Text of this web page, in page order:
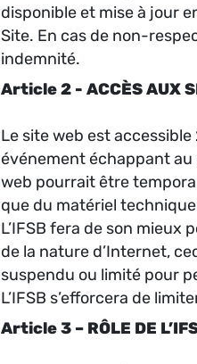
disponible et mise à jour
Site. En cas de non-
indemnité.
Article 2 - ACCÈS AUX
Le site web est
événement échappant au
web pourrait être
que du matériel
L’IFSB fera de son
de la nature d’Internet,
suspendu ou limité pour
L’IFSB s’efforcera de
Article 3 – RÔLE DE